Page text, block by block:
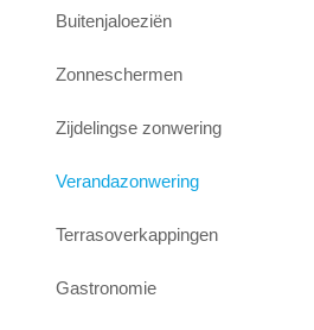
Buitenjaloeziën
Zonneschermen
Zijdelingse zonwering
Verandazonwering
Terrasoverkappingen
Gastronomie